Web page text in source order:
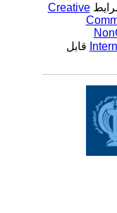
Creative
قابل